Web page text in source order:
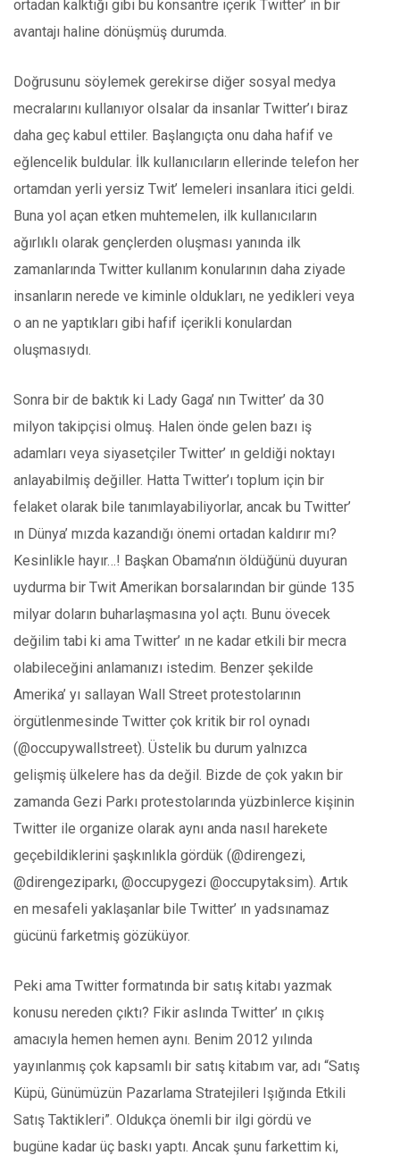
ortadan kalktığı gibi bu konsantre içerik Twitter’ in bir
avantajı haline dönüşmüş durumda.
Doğrusunu söylemek gerekirse diğer sosyal medya
mecralarını kullanıyor olsalar da insanlar Twitter’ı biraz
daha geç kabul ettiler. Başlangıçta onu daha hafif ve
eğlencelik buldular. İlk kullanıcıların ellerinde telefon her
ortamdan yerli yersiz Twit’ lemeleri insanlara itici geldi.
Buna yol açan etken muhtemelen, ilk kullanıcıların
ağırlıklı olarak gençlerden oluşması yanında ilk
zamanlarında Twitter kullanım konularının daha ziyade
insanların nerede ve kiminle oldukları, ne yedikleri veya
o an ne yaptıkları gibi hafif içerikli konulardan
oluşmasıydı.
Sonra bir de baktık ki Lady Gaga’ nın Twitter’ da 30
milyon takipçisi olmuş. Halen önde gelen bazı iş
adamları veya siyasetçiler Twitter’ ın geldiği noktayı
anlayabilmiş değiller. Hatta Twitter’ı toplum için bir
felaket olarak bile tanımlayabiliyorlar, ancak bu Twitter’
ın Dünya’ mızda kazandığı önemi ortadan kaldırır mı?
Kesinlikle hayır…! Başkan Obama’nın öldüğünü duyuran
uydurma bir Twit Amerikan borsalarından bir günde 135
milyar doların buharlaşmasına yol açtı. Bunu övecek
değilim tabi ki ama Twitter’ ın ne kadar etkili bir mecra
olabileceğini anlamanızı istedim. Benzer şekilde
Amerika’ yı sallayan Wall Street protestolarının
örgütlenmesinde Twitter çok kritik bir rol oynadı
(@occupywallstreet). Üstelik bu durum yalnızca
gelişmiş ülkelere has da değil. Bizde de çok yakın bir
zamanda Gezi Parkı protestolarında yüzbinlerce kişinin
Twitter ile organize olarak aynı anda nasıl harekete
geçebildiklerini şaşkınlıkla gördük (@direngezi,
@direngeziparkı, @occupygezi @occupytaksim). Artık
en mesafeli yaklaşanlar bile Twitter’ ın yadsınamaz
gücünü farketmiş gözüküyor.
Peki ama Twitter formatında bir satış kitabı yazmak
konusu nereden çıktı? Fikir aslında Twitter’ ın çıkış
amacıyla hemen hemen aynı. Benim 2012 yılında
yayınlanmış çok kapsamlı bir satış kitabım var, adı “Satış
Küpü, Günümüzün Pazarlama Stratejileri Işığında Etkili
Satış Taktikleri”. Oldukça önemli bir ilgi gördü ve
bugüne kadar üç baskı yaptı. Ancak şunu farkettim ki,